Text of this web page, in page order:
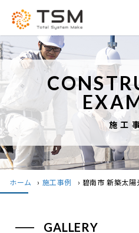
施工
ホーム › 施工事例 › 碧南市 新築太
GALLERY